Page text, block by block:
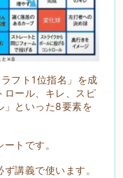
フト1位指名」を成
ロール、キレ、スピ
」といった8要素を
トです。
講義で使います。